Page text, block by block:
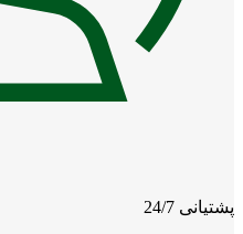
پشتیانی 24/7